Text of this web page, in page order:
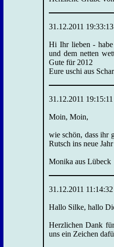
31.12.2011 19:33:13
Hi Ihr lieben - habe
und dem netten
Gute für 2012
Eure uschi aus
31.12.2011 19:15:11
Moin, Moin,
wie schön, dass ihr
Rutsch ins neue
Monika aus Lübeck
31.12.2011 11:14:32
Hallo Silke, hallo
Herzlichen Dank
uns ein Zeichen